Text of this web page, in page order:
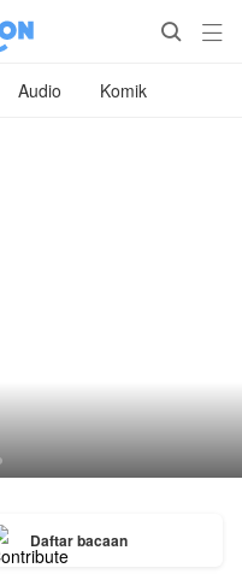
 
Audio Komik
Daftar bacaan